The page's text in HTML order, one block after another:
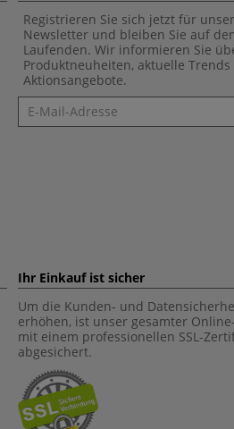
Registrieren Sie sich jetzt für
Newsletter und bleiben Sie auf
Laufenden. Wir informieren Sie
Produktneuheiten, aktuelle Trends
Aktionsangebote.
Newsletter
Ihr Einkauf ist sicher
Um die Kunden- und
erhöhen, ist unser gesamter
mit einem professionellen SSL-
abgesichert.